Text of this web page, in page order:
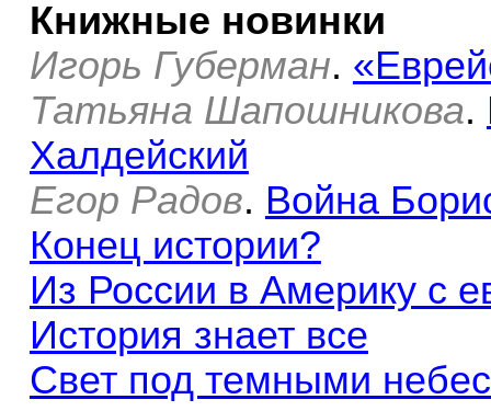
Книжные новинки
Игорь Губерман.
Татьяна Шапошникова.
Халдейский
Егор Радов. Война
Конец истории?
Из России в Америку с
История знает все
Свет под темными